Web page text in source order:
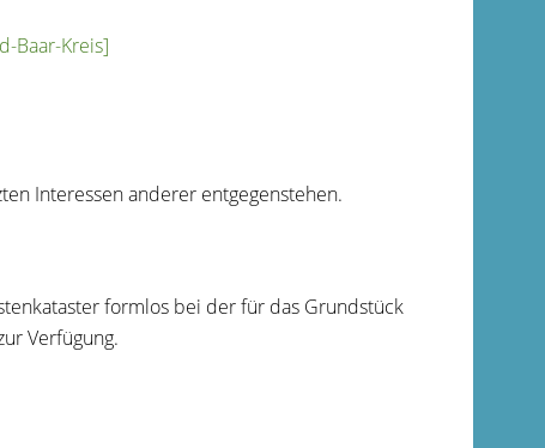
Baar-Kreis]
Interessen anderer entgegenstehen.
formlos bei der für das Grundstück
Verfügung.